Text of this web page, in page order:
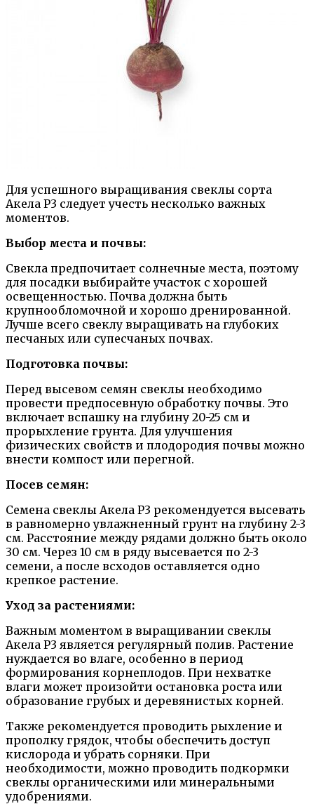
Для успешного выращивания свеклы сорта
Акела Р3 следует учесть несколько важных
моментов.
Выбор места и почвы:
Свекла предпочитает солнечные места, поэтому
для посадки выбирайте участок с хорошей
освещенностью. Почва должна быть
крупнообломочной и хорошо дренированной.
Лучше всего свеклу выращивать на глубоких
песчаных или супесчаных почвах.
Подготовка почвы:
Перед высевом семян свеклы необходимо
провести предпосевную обработку почвы. Это
включает вспашку на глубину 20-25 см и
прорыхление грунта. Для улучшения
физических свойств и плодородия почвы можно
внести компост или перегной.
Посев семян:
Семена свеклы Акела Р3 рекомендуется высевать
в равномерно увлажненный грунт на глубину 2-3
см. Расстояние между рядами должно быть около
30 см. Через 10 см в ряду высевается по 2-3
семени, а после всходов оставляется одно
крепкое растение.
Уход за растениями:
Важным моментом в выращивании свеклы
Акела Р3 является регулярный полив. Растение
нуждается во влаге, особенно в период
формирования корнеплодов. При нехватке
влаги может произойти остановка роста или
образование грубых и деревянистых корней.
Также рекомендуется проводить рыхление и
прополку грядок, чтобы обеспечить доступ
кислорода и убрать сорняки. При
необходимости, можно проводить подкормки
свеклы органическими или минеральными
удобрениями.